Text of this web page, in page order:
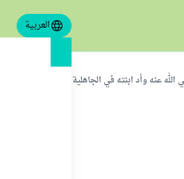
العربية
عنه وأد ابنته في الجاهلية ؟